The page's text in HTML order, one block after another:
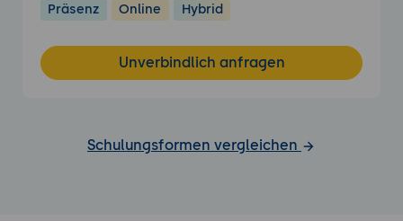
Präsenz Online Hybrid
Unverbindlich anfragen
Schulungsformen vergleichen